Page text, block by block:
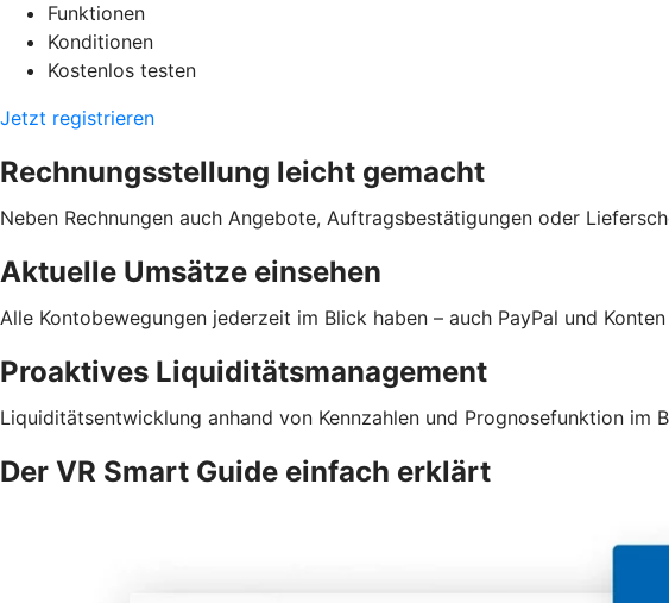
Funktionen
Konditionen
Kostenlos testen
Jetzt registrieren
Rechnungsstellung leicht gemacht
Neben Rechnungen auch Angebote, Auftragsbestätigungen oder
Aktuelle Umsätze einsehen
Alle Kontobewegungen jederzeit im Blick haben – auch PayPal und
Proaktives Liquiditätsmanagement
Liquiditätsentwicklung anhand von Kennzahlen und Prognosefunktion im
Der VR Smart Guide einfach erklärt